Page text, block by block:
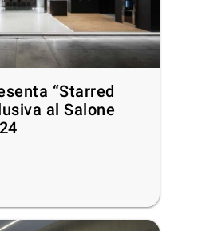
“Starred
al Salone